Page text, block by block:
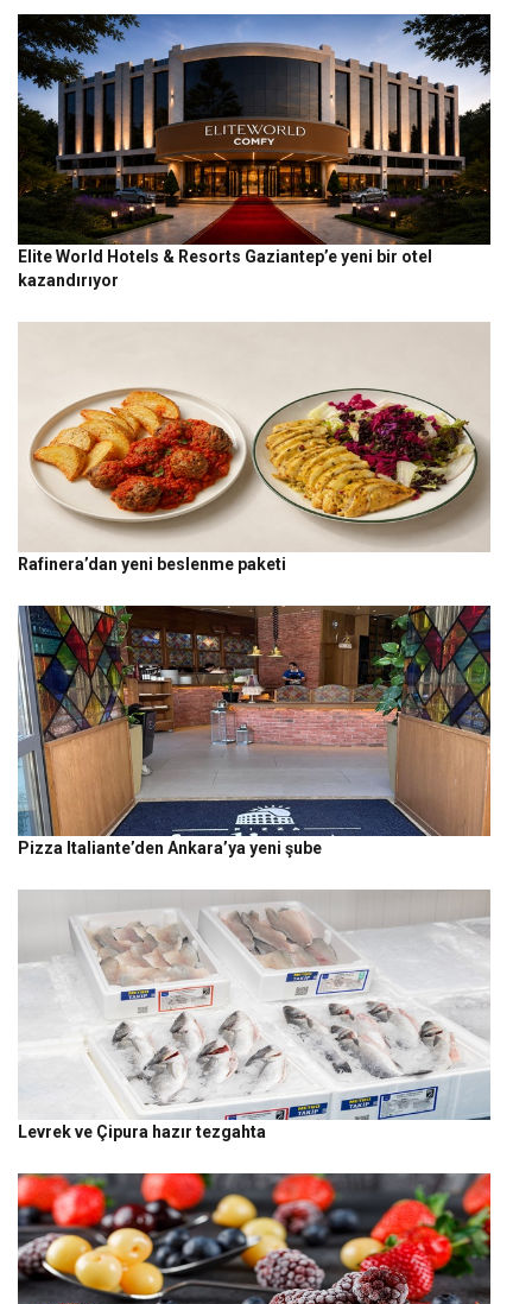
Elite World Hotels & Resorts Gaziantep’e yeni bir otel
kazandırıyor
Rafinera’dan yeni beslenme paketi
Pizza Italiante’den Ankara’ya yeni şube
Levrek ve Çipura hazır tezgahta